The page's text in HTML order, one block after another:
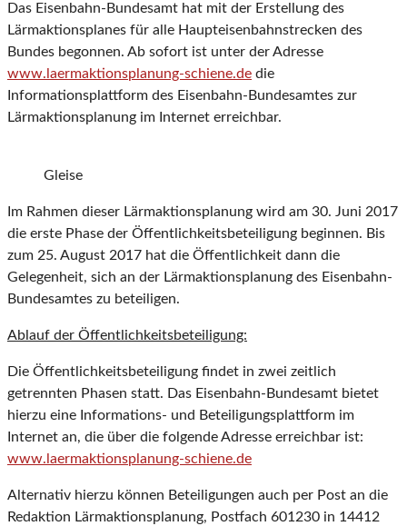
Das Eisenbahn-Bundesamt hat mit der Erstellung des
Lärmaktionsplanes für alle Haupteisenbahnstrecken des
Bundes begonnen. Ab sofort ist unter der Adresse
www.laermaktionsplanung-schiene.de die
Informationsplattform des Eisenbahn-Bundesamtes zur
Lärmaktionsplanung im Internet erreichbar.
Gleise
Im Rahmen dieser Lärmaktionsplanung wird am 30. Juni 2017
die erste Phase der Öffentlichkeitsbeteiligung beginnen. Bis
zum 25. August 2017 hat die Öffentlichkeit dann die
Gelegenheit, sich an der Lärmaktionsplanung des Eisenbahn-
Bundesamtes zu beteiligen.
Ablauf der Öffentlichkeitsbeteiligung:
Die Öffentlichkeitsbeteiligung findet in zwei zeitlich
getrennten Phasen statt. Das Eisenbahn-Bundesamt bietet
hierzu eine Informations- und Beteiligungsplattform im
Internet an, die über die folgende Adresse erreichbar ist:
www.laermaktionsplanung-schiene.de
Alternativ hierzu können Beteiligungen auch per Post an die
Redaktion Lärmaktionsplanung, Postfach 601230 in 14412